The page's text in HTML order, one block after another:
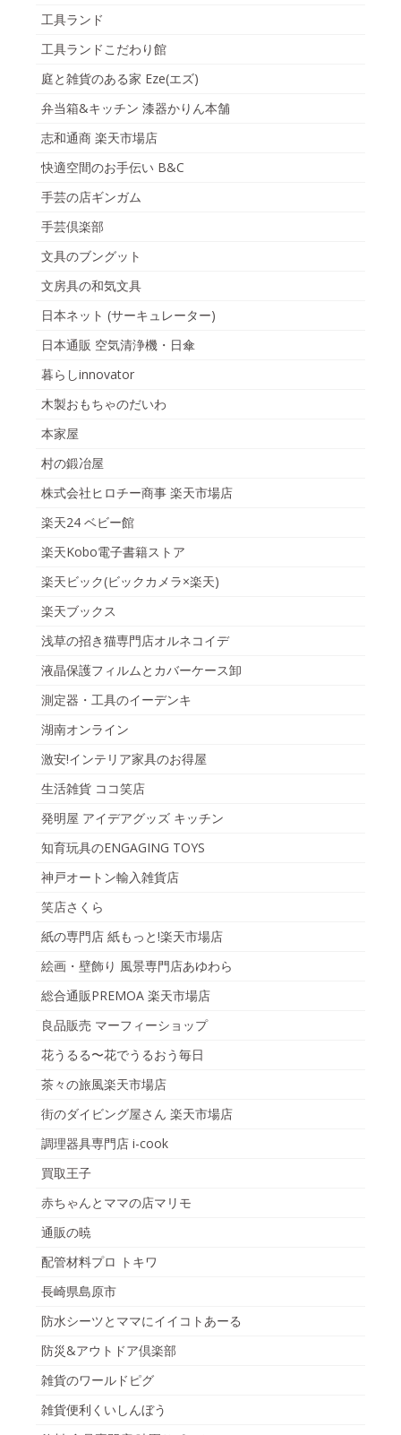
工具ランド
工具ランドこだわり館
庭と雑貨のある家 Eze(エズ)
弁当箱&キッチン 漆器かりん本舗
志和通商 楽天市場店
快適空間のお手伝い B&C
手芸の店ギンガム
手芸倶楽部
文具のブングット
文房具の和気文具
日本ネット (サーキュレーター)
日本通販 空気清浄機・日傘
暮らしinnovator
木製おもちゃのだいわ
本家屋
村の鍛冶屋
株式会社ヒロチー商事 楽天市場店
楽天24 ベビー館
楽天Kobo電子書籍ストア
楽天ビック(ビックカメラ×楽天)
楽天ブックス
浅草の招き猫専門店オルネコイデ
液晶保護フィルムとカバーケース卸
測定器・工具のイーデンキ
湖南オンライン
激安!インテリア家具のお得屋
生活雑貨 ココ笑店
発明屋 アイデアグッズ キッチン
知育玩具のENGAGING TOYS
神戸オートン輸入雑貨店
笑店さくら
紙の専門店 紙もっと!楽天市場店
絵画・壁飾り 風景専門店あゆわら
総合通販PREMOA 楽天市場店
良品販売 マーフィーショップ
花うるる〜花でうるおう毎日
茶々の旅風楽天市場店
街のダイビング屋さん 楽天市場店
調理器具専門店 i-cook
買取王子
赤ちゃんとママの店マリモ
通販の暁
配管材料プロ トキワ
長崎県島原市
防水シーツとママにイイコトあーる
防災&アウトドア倶楽部
雑貨のワールドピグ
雑貨便利くいしんぼう